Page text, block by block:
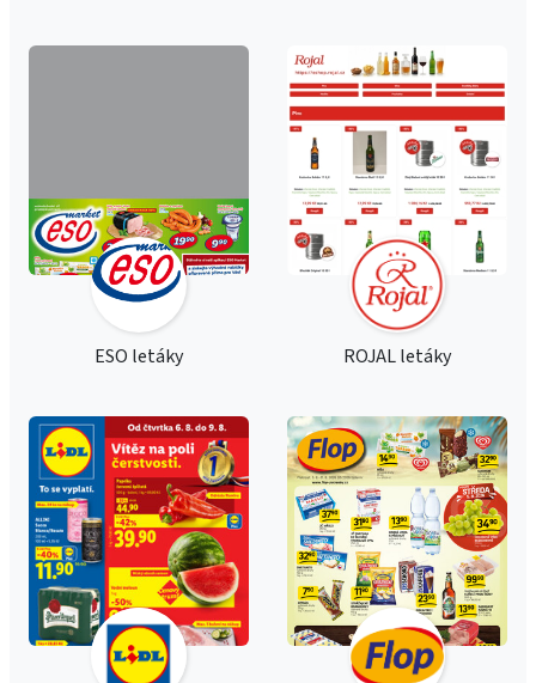
ESO letáky ROJAL letáky